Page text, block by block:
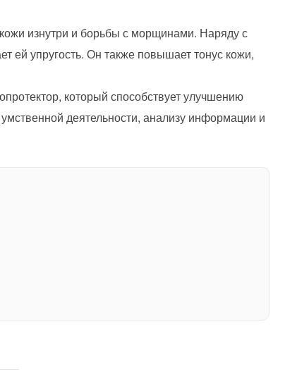
изнутри и борьбы с морщинами. Наряду с
ей упругость. Он также повышает тонус кожи,
который способствует улучшению
деятельности, анализу информации и